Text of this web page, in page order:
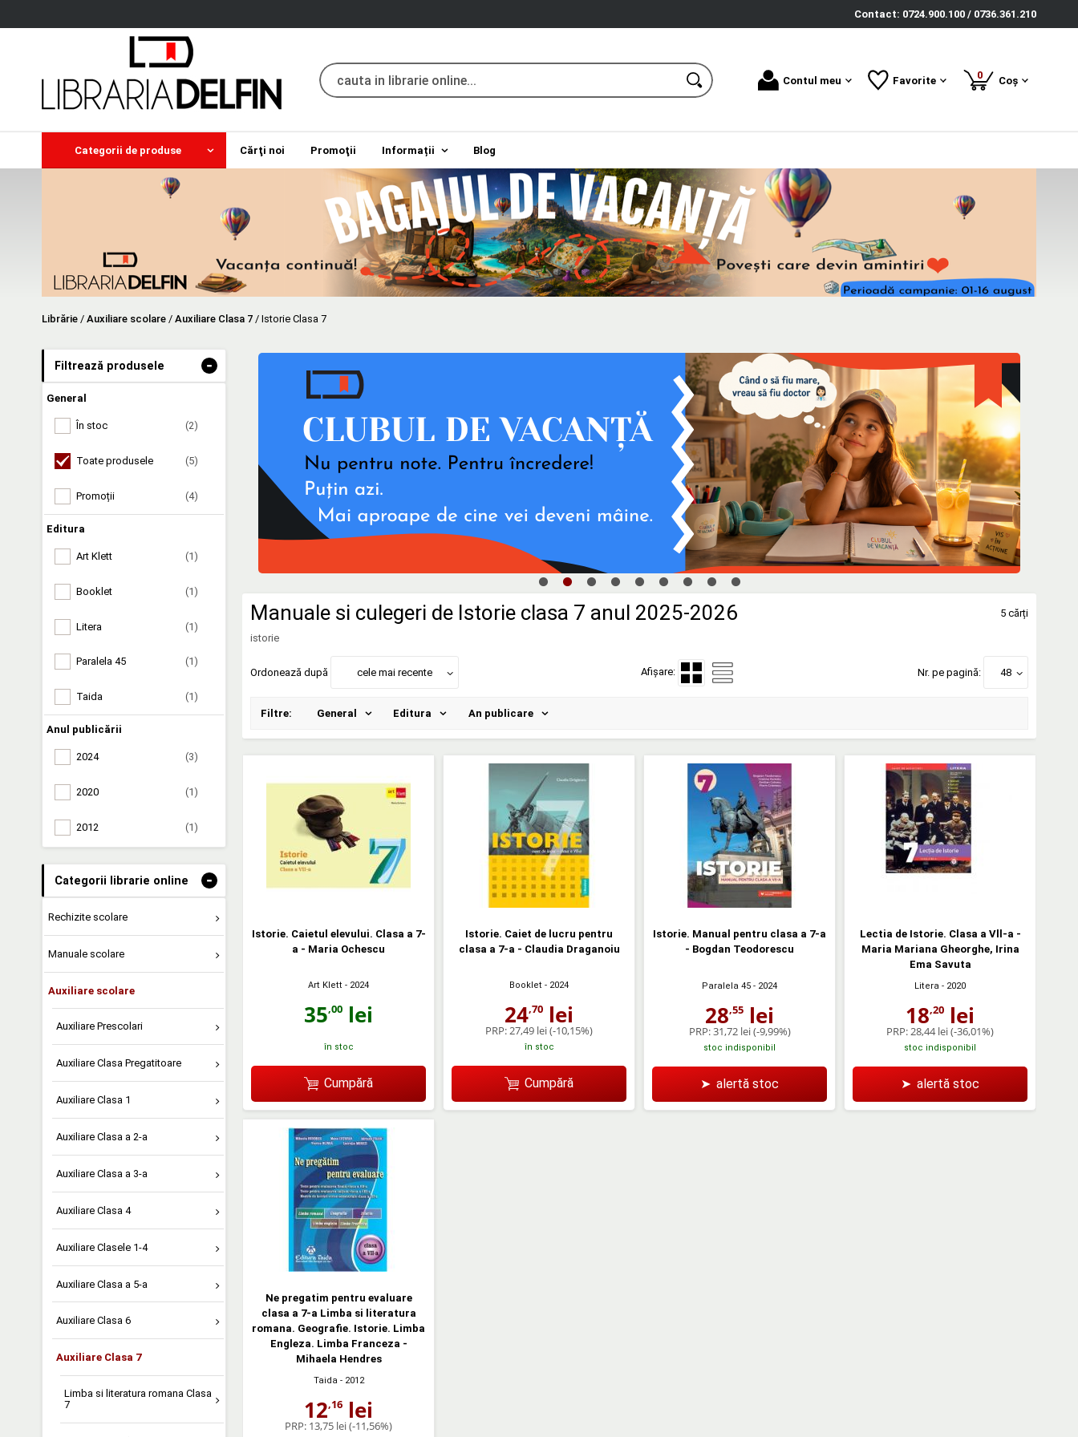
Contact: 0724.900.100 / 0736.361.210
Contul meu Favorite 0produse
Coș
Categorii de produse Cărţi noi Promoţii Informații Blog
Librărie / Auxiliare scolare / Auxiliare Clasa 7 / Istorie Clasa 7
Filtrează produsele -
General
În stoc (2)
Toate produsele (5)
Promoții (4)
Editura
Art Klett (1)
Booklet (1)
Litera (1)
Paralela 45 (1)
Taida (1)
Anul publicării
2024 (3)
2020 (1)
2012 (1)
Categorii librarie online -
Rechizite scolare
Manuale scolare
Auxiliare scolare
Auxiliare Prescolari
Auxiliare Clasa Pregatitoare
Auxiliare Clasa 1
Auxiliare Clasa a 2-a
Auxiliare Clasa a 3-a
Auxiliare Clasa 4
Auxiliare Clasele 1-4
Auxiliare Clasa a 5-a
Auxiliare Clasa 6
Auxiliare Clasa 7
Limba si literatura romana Clasa
7
Manuale si culegeri de Istorie clasa 7 anul 2025-2026 5 cărți
istorie
Ordonează după cele mai recente Afișare: Nr. pe pagină: 48
Filtre: General Editura An publicare
Istorie. Caietul elevului. Clasa a 7-
a - Maria Ochescu
Art Klett - 2024
35,00 lei
în stoc
Cumpără
Istorie. Caiet de lucru pentru
clasa a 7-a - Claudia Draganoiu
Booklet - 2024
24,70 lei
PRP:27,49 lei(-10,15%)
în stoc
Cumpără
Istorie. Manual pentru clasa a 7-a
- Bogdan Teodorescu
Paralela 45 - 2024
28,55 lei
PRP:31,72 lei(-9,99%)
stoc indisponibil
➤ alertă stoc
Lectia de Istorie. Clasa a Vll-a -
Maria Mariana Gheorghe, Irina
Ema Savuta
Litera - 2020
18,20 lei
PRP: 28,44 lei(-36,01%)
stoc indisponibil
➤ alertă stoc
Ne pregatim pentru evaluare
clasa a 7-a Limba si literatura
romana. Geografie. Istorie. Limba
Engleza. Limba Franceza -
Mihaela Hendres
Taida - 2012
12,16 lei
PRP: 13,75 lei(-11,56%)